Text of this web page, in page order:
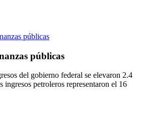
públicas
públicas
del gobierno federal se elevaron 2.4
ingresos petroleros representaron el 16